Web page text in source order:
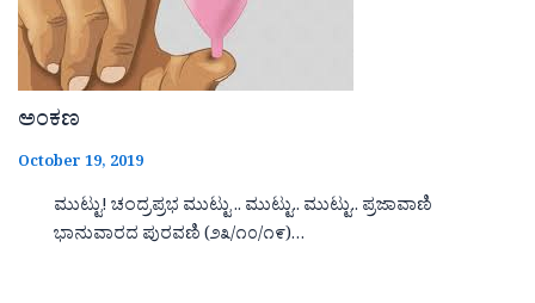
ಅಂಕಣ
October 19, 2019
ಮುಟ್ಟು! ಚಂದ್ರಪ್ರಭ ಮುಟ್ಟು .. ಮುಟ್ಟು.. ಮುಟ್ಟು.. ಪ್ರಜಾವಾಣಿ
ಭಾನುವಾರದ ಪುರವಣಿ (೨೩/೧೦/೧೯)…